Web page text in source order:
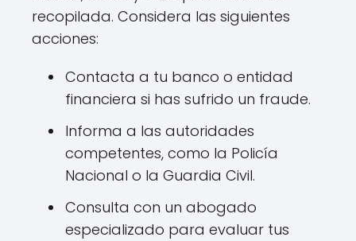
recopilada. Considera las siguientes
acciones:
Contacta a tu banco o entidad
financiera si has sufrido un fraude.
Informa a las autoridades
competentes, como la Policía
Nacional o la Guardia Civil.
Consulta con un abogado
especializado para evaluar tus